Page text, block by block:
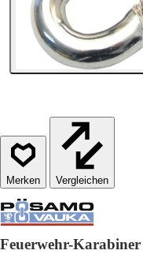
Vergleichen
Feuerwehr-